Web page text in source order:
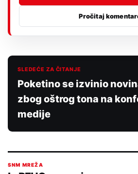
Pročitaj
SLEDEĆE ZA ČITANJE
Poketino se izvinio
zbog oštrog tona na
medije
SNM MREŽA